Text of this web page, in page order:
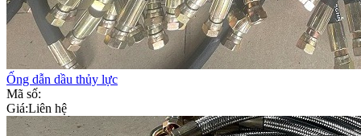
Ống dẫn dầu thủy lực
Mã số:
Giá:Liên hệ